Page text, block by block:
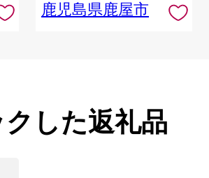
鹿児島県鹿屋市
した返礼品